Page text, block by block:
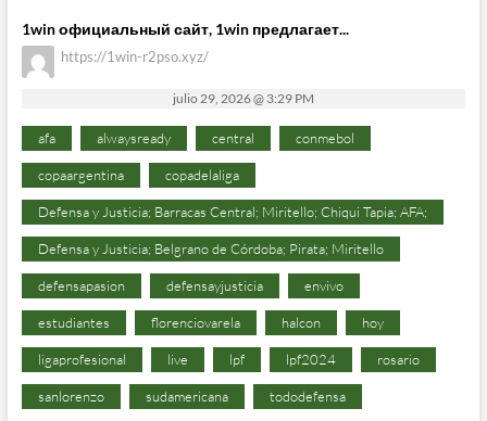
1win официальный сайт, 1win предлагает...
https://1win-r2pso.xyz/
julio 29, 2026 @ 3:29 PM
afa alwaysready central conmebol
copaargentina copadelaliga
Defensa y Justicia; Barracas Central; Miritello; Chiqui Tapia; AFA;
Defensa y Justicia; Belgrano de Córdoba; Pirata; Miritello
defensapasion defensayjusticia envivo
estudiantes florenciovarela halcon hoy
ligaprofesional live lpf lpf2024 rosario
sanlorenzo sudamericana tododefensa